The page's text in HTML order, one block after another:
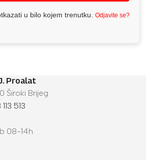
u bilo kojem trenutku. Odjavite se?
Proalat
Široki Brijeg
513
08-14h